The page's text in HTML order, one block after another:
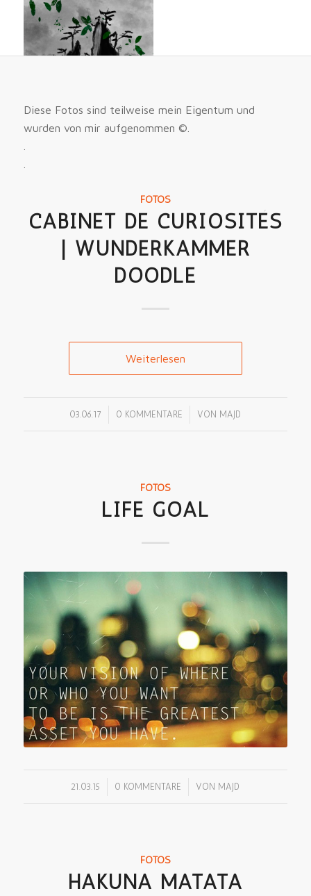
Diese Fotos sind teilweise mein Eigentum und
wurden von mir aufgenommen ©.
FOTOS
CABINET DE CURIOSITÉS
| WUNDERKAMMER
DOODLE
Weiterlesen
03.06.17 0 KOMMENTARE
/ VON MAJD
FOTOS
LIFE GOAL
21.03.15 0 KOMMENTARE
/ VON MAJD
FOTOS
HAKUNA MATATA